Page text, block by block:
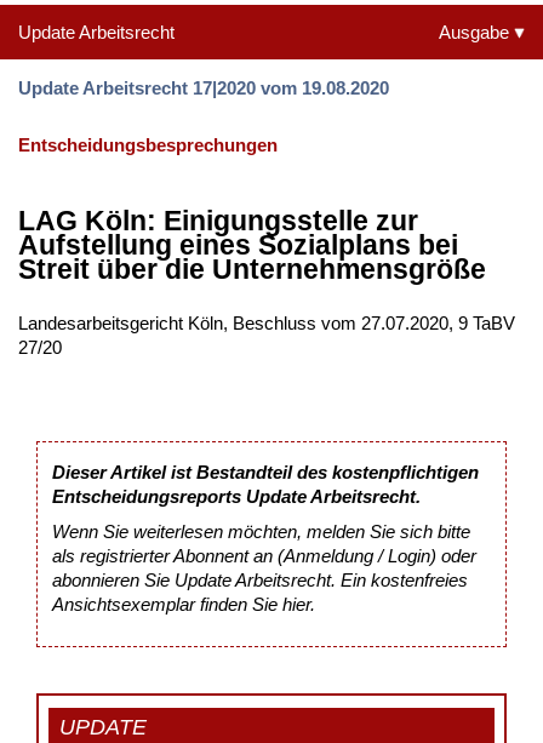
Update Arbeitsrecht Ausgabe
Update Arbeitsrecht 17|2020 vom 19.08.2020
Entscheidungsbesprechungen
LAG Köln: Einigungsstelle zur
Aufstellung eines Sozialplans bei
Streit über die Unternehmensgröße
Landesarbeitsgericht Köln, Beschluss vom 27.07.2020, 9 TaBV
27/20
Dieser Artikel ist Bestandteil des kostenpflichtigen
Entscheidungsreports Update Arbeitsrecht.
Wenn Sie weiterlesen möchten, melden Sie sich bitte
als registrierter Abonnent an (Anmeldung / Login) oder
abonnieren Sie Update Arbeitsrecht. Ein kostenfreies
Ansichtsexemplar finden Sie hier.
UPDATE